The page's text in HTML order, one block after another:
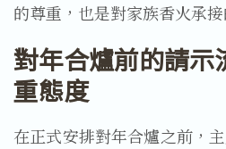
的尊重，也是對家族香火承
對年合爐前的請示
重態度
在正式安排對年合爐之前，